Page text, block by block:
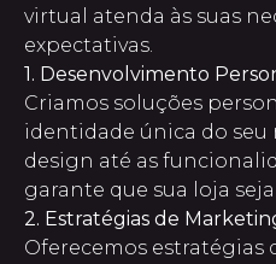
virtual atenda às suas
expectativas.
1. Desenvolvimento
Criamos soluções
identidade única do seu
design até as
garante que sua loja
2. Estratégias de
Oferecemos estratégias